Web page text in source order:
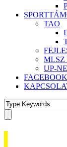
TAO
MLSZ
UP-
FACEBOOK